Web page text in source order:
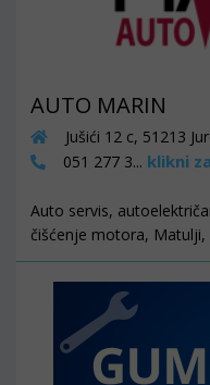
AUTO MARIN
Jušići 12 c, 51213
051 277 3... klikni
Auto servis,
čišćenje motora, Matulji,